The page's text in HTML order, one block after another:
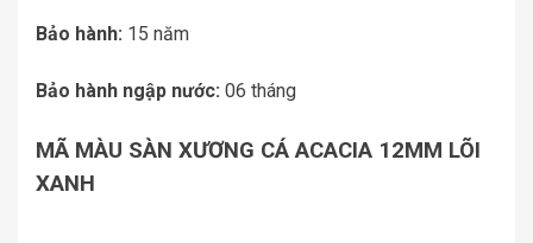
Bảo hành: 15 năm
Bảo hành ngập nước: 06 tháng
MÃ MÀU SÀN XƯƠNG CÁ ACACIA 12MM LÕI
XANH